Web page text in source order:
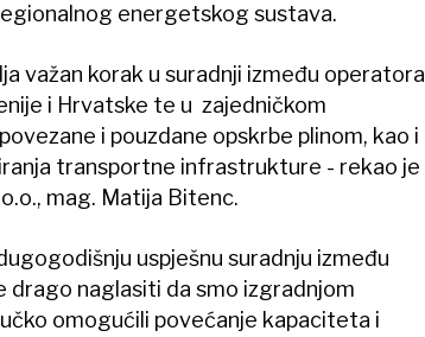
energetskog sustava.
važan korak u suradnji između operatora
i Hrvatske te u zajedničkom
i pouzdane opskrbe plinom, kao i
transportne infrastrukture - rekao je
mag. Matija Bitenc.
uspješnu suradnju između
drago naglasiti da smo izgradnjom
omogućili povećanje kapaciteta i